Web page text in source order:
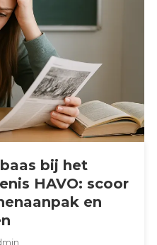
bij het
HAVO: scoor
en